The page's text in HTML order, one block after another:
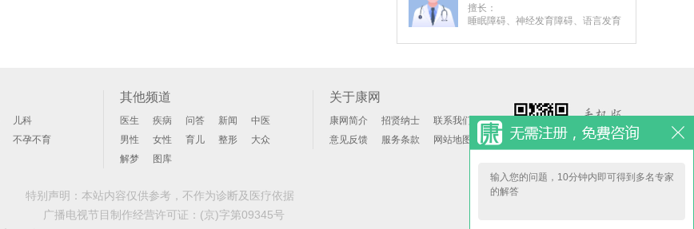
呼吸障碍、异态睡眠（梦游症等）、
遗尿症、抑郁障碍、焦虑障碍等认
擅长：
睡眠障碍、神经发育障碍、语言发育
治。
儿科
不孕不育
其他频道
医生 疾病 问答 新闻
中医
男性
女性 育儿 整形
大众
解梦
图库
关于康网
康网简介 招贤纳士
联系我们
意见反馈
服务条款 网站地图
特别声明：本站内容仅供参考，不作为诊断及医疗依据
广播电视节目制作经营许可证： (京)字第09345号